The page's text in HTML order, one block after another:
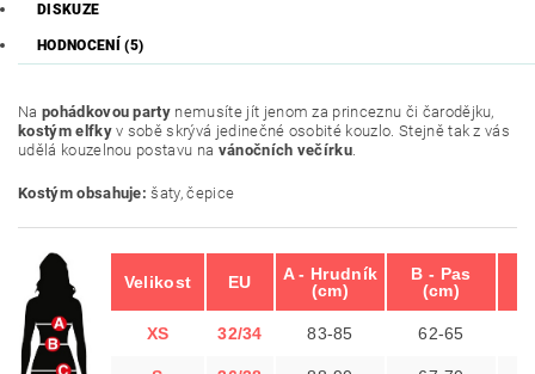
DISKUZE
HODNOCENÍ (5)
Na pohádkovou party nemusíte jít jenom za princeznu či čarodějku,
kostým elfkyv sobě skrývá jedinečné osobité kouzlo. Stejně tak z vás
udělá kouzelnou postavu na vánočních večírku.
Kostým obsahuje: šaty, čepice
Velikost EU
A - Hrudník
(cm)
B - Pas
(cm)
XS 32/34 83-85 62-65